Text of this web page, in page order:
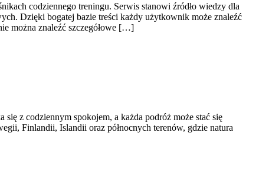
codziennego treningu. Serwis stanowi źródło wiedzy dla
Dzięki bogatej bazie treści każdy użytkownik może znaleźć
można znaleźć szczegółowe […]
z codziennym spokojem, a każda podróż może stać się
Finlandii, Islandii oraz północnych terenów, gdzie natura